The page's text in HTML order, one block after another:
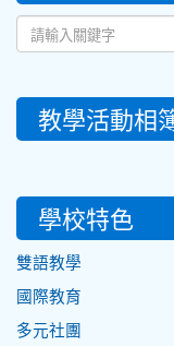
教學活動相
學校特色
雙語教學
國際教育
多元社團